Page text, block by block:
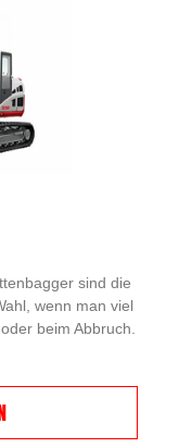
sind die
wenn man viel
beim Abbruch.